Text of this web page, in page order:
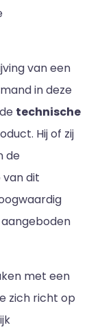
van een
in deze
technische
Hij of zij
de
dit
met een
zich richt op